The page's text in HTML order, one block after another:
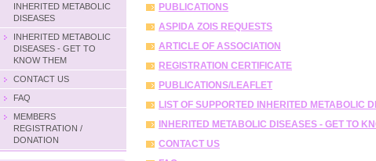
PUBLICATIONS
ASPIDA ZOIS REQUESTS
ARTICLE OF ASSOCIATION
REGISTRATION CERTIFICATE
PUBLICATIONS/LEAFLET
LIST OF SUPPORTED INHERITED METABOLIC
INHERITED METABOLIC DISEASES - GET TO
CONTACT US
INHERITED METABOLIC
DISEASES
INHERITED METABOLIC
DISEASES - GET TO
KNOW THEM
CONTACT US
FAQ
MEMBERS
REGISTRATION /
DONATION